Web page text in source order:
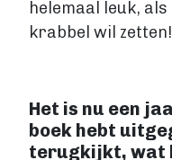
helemaal leuk,
krabbel wil zetten!
Het is nu een
boek hebt
terugkijkt, wat